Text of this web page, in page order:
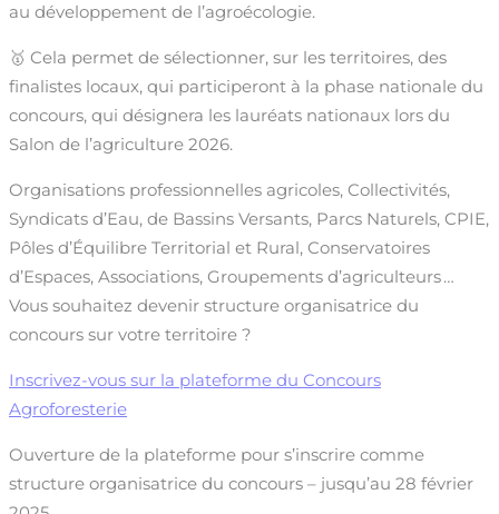
au développement de l’agroécologie.
🥇 Cela permet de sélectionner, sur les territoires, des
finalistes locaux, qui participeront à la phase nationale du
concours, qui désignera les lauréats nationaux lors du
Salon de l’agriculture 2026.
Organisations professionnelles agricoles, Collectivités,
Syndicats d’Eau, de Bassins Versants, Parcs Naturels, CPIE,
Pôles d’Équilibre Territorial et Rural, Conservatoires
d’Espaces, Associations, Groupements d’agriculteurs …
Vous souhaitez devenir structure organisatrice du
concours sur votre territoire ?
Inscrivez-vous sur la plateforme du Concours
Agroforesterie
Ouverture de la plateforme pour s’inscrire comme
structure organisatrice du concours – jusqu’au 28 février